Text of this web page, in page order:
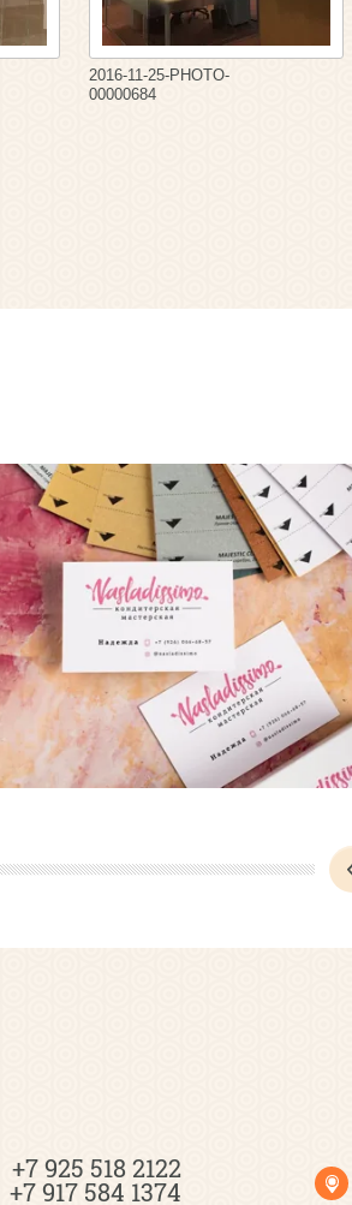
2016-11-25-PHOTO-
00000684
+7 925 518 2122
+7 917 584 1374